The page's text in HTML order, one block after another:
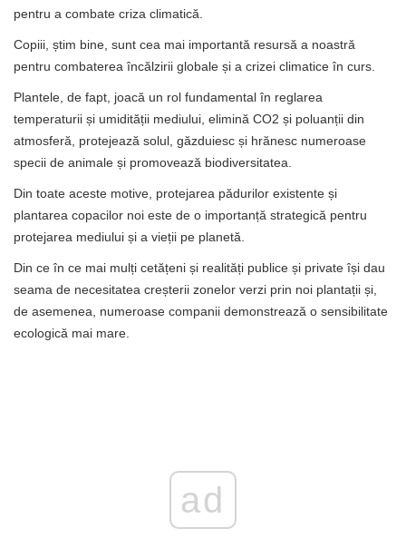
pentru a combate criza climatică.
Copiii, știm bine, sunt cea mai importantă resursă a noastră
pentru combaterea încălzirii globale și a crizei climatice în curs.
Plantele, de fapt, joacă un rol fundamental în reglarea
temperaturii și umidității mediului, elimină CO2 și poluanții din
atmosferă, protejează solul, găzduiesc și hrănesc numeroase
specii de animale și promovează biodiversitatea.
Din toate aceste motive, protejarea pădurilor existente și
plantarea copacilor noi este de o importanță strategică pentru
protejarea mediului și a vieții pe planetă.
Din ce în ce mai mulți cetățeni și realități publice și private își dau
seama de necesitatea creșterii zonelor verzi prin noi plantații și,
de asemenea, numeroase companii demonstrează o sensibilitate
ecologică mai mare.
ad